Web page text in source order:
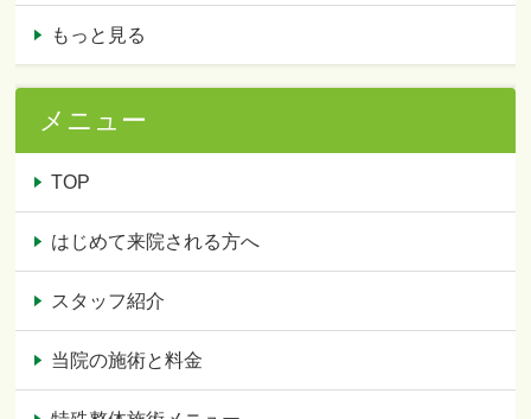
もっと見る
メニュー
TOP
はじめて来院される方へ
スタッフ紹介
当院の施術と料金